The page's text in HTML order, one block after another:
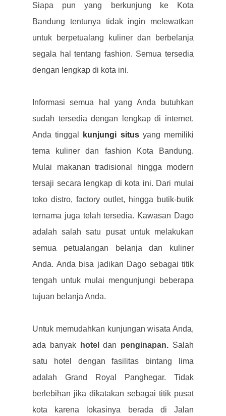
Siapa pun yang berkunjung ke Kota
Bandung tentunya tidak ingin melewatkan
untuk berpetualang kuliner dan berbelanja
segala hal tentang fashion. Semua tersedia
dengan lengkap di kota ini.
Informasi semua hal yang Anda butuhkan
sudah tersedia dengan lengkap di internet.
Anda tinggal
kunjungi situs yang memiliki
tema kuliner dan fashion Kota Bandung.
Mulai makanan tradisional hingga modern
tersaji secara lengkap di kota ini. Dari mulai
toko distro, factory outlet, hingga butik-butik
ternama juga telah tersedia. Kawasan Dago
adalah salah satu pusat untuk melakukan
semua petualangan belanja dan kuliner
Anda. Anda bisa jadikan Dago sebagai titik
tengah untuk mulai mengunjungi beberapa
tujuan belanja Anda.
Untuk memudahkan kunjungan wisata Anda,
ada banyak
hoteldan penginapan. Salah
satu hotel dengan fasilitas bintang lima
adalah Grand Royal Panghegar. Tidak
berlebihan jika dikatakan sebagai titik pusat
kota karena lokasinya berada di Jalan